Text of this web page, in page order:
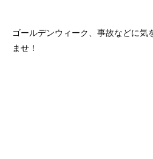
ゴールデンウィーク、事故などに気
ませ！